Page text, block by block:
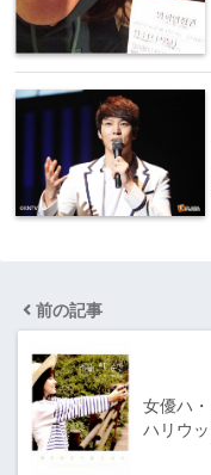
前の記事
女優ハ
ハリウ